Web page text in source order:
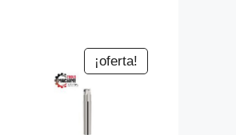
¡oferta!